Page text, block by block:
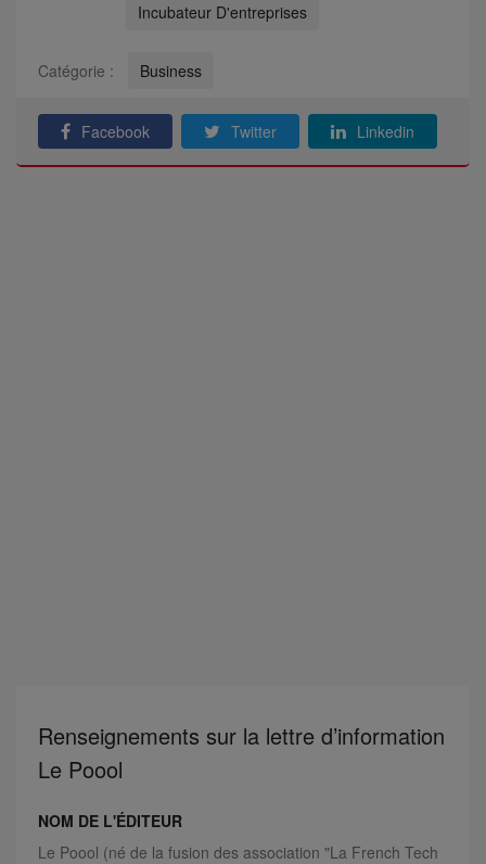
Incubateur D'entreprises
Catégorie : Business
Facebook Twitter Linkedin
Renseignements sur la lettre d’information
Le Poool
NOM DE L'ÉDITEUR
Le Poool (né de la fusion des association "La French Tech